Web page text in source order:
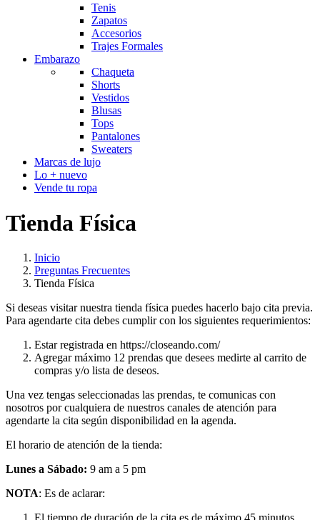
Tenis
Zapatos
Accesorios
Trajes Formales
Embarazo
Chaqueta
Shorts
Vestidos
Blusas
Tops
Pantalones
Sweaters
Marcas de lujo
Lo + nuevo
Vende tu ropa
Tienda Física
Inicio
Preguntas Frecuentes
Tienda Física
Si deseas visitar nuestra tienda física puedes hacerlo bajo cita previa.
Para agendarte cita debes cumplir con los siguientes requerimientos:
Estar registrada en https://closeando.com/
Agregar máximo 12 prendas que desees medirte al carrito de
compras y/o lista de deseos.
Una vez tengas seleccionadas las prendas, te comunicas con
nosotros por cualquiera de nuestros canales de atención para
agendarte la cita según disponibilidad en la agenda.
El horario de atención de la tienda:
Lunes a Sábado: 9 am a 5 pm
NOTA: Es de aclarar: